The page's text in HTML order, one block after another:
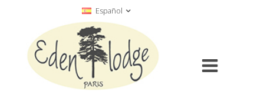
Español